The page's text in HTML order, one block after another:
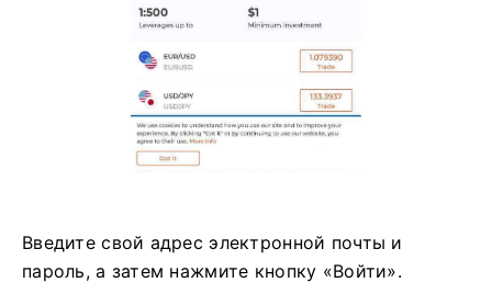
Введите свой адрес электронной почты и
пароль, а затем нажмите кнопку «Войти».